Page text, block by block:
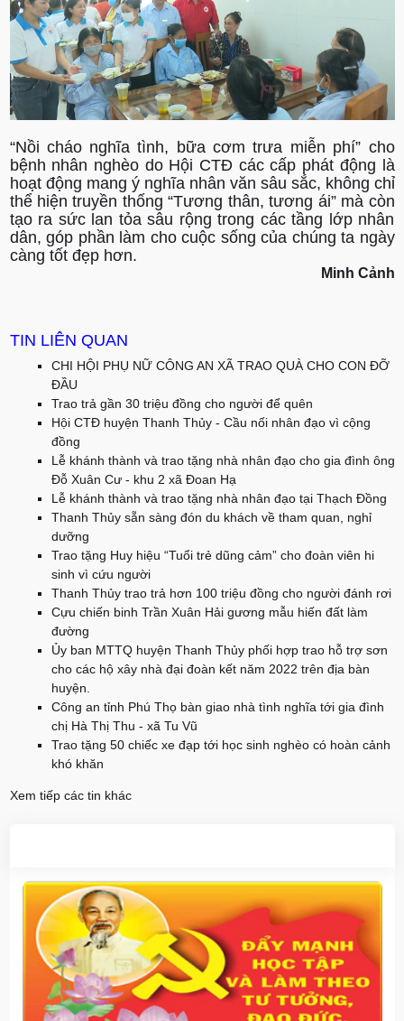
“Nồi cháo nghĩa tình, bữa cơm trưa miễn phí” cho
bệnh nhân nghèo do Hội CTĐ các cấp phát động là
hoạt động mang ý nghĩa nhân văn sâu sắc, không chỉ
thể hiện truyền thống “Tương thân, tương ái” mà còn
tạo ra sức lan tỏa sâu rộng trong các tầng lớp nhân
dân, góp phần làm cho cuộc sống của chúng ta ngày
càng tốt đẹp hơn.
Minh Cảnh
TIN LIÊN QUAN
CHI HỘI PHỤ NỮ CÔNG AN XÃ TRAO QUÀ CHO CON ĐỠ
ĐẦU
Trao trả gần 30 triệu đồng cho người để quên
Hội CTĐ huyện Thanh Thủy - Cầu nối nhân đạo vì cộng
đồng
Lễ khánh thành và trao tặng nhà nhân đạo cho gia đình ông
Đỗ Xuân Cư - khu 2 xã Đoan Hạ
Lễ khánh thành và trao tặng nhà nhân đạo tại Thạch Đồng
Thanh Thủy sẵn sàng đón du khách về tham quan, nghỉ
dưỡng
Trao tặng Huy hiệu “Tuổi trẻ dũng cảm” cho đoàn viên hi
sinh vì cứu người
Thanh Thủy trao trả hơn 100 triệu đồng cho người đánh rơi
Cựu chiến binh Trần Xuân Hải gương mẫu hiến đất làm
đường
Ủy ban MTTQ huyện Thanh Thủy phối hợp trao hỗ trợ sơn
cho các hộ xây nhà đại đoàn kết năm 2022 trên địa bàn
huyện.
Công an tỉnh Phú Thọ bàn giao nhà tình nghĩa tới gia đình
chị Hà Thị Thu - xã Tu Vũ
Trao tặng 50 chiếc xe đạp tới học sinh nghèo có hoàn cảnh
khó khăn
Xem tiếp các tin khác